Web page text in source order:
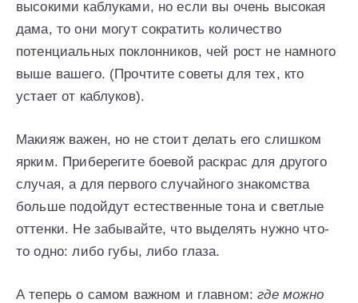
высокими каблуками, но если вы очень высокая
дама, то они могут сократить количество
потенциальных поклонников, чей рост не намного
выше вашего. (Прочтите советы для тех, кто
устает от каблуков).
Макияж важен, но не стоит делать его слишком
ярким. Приберегите боевой раскрас для другого
случая, а для первого случайного знакомства
больше подойдут естественные тона и светлые
оттенки. Не забывайте, что выделять нужно что-
то одно: либо губы, либо глаза.
А теперь о самом важном и главном:где можно